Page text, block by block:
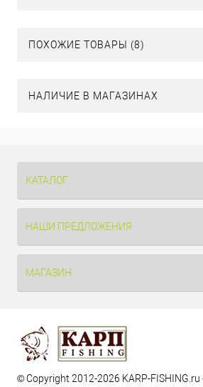
ПОХОЖИЕ ТОВАРЫ (8)
НАЛИЧИЕ В МАГАЗИНАХ
КАТАЛОГ
НАШИ ПРЕДЛОЖЕНИЯ
МАГАЗИН
© Copyright 2012-2026 KARP-FISHING.ru